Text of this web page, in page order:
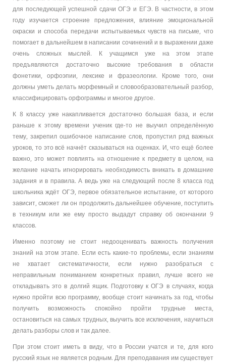
для последующей успешной сдачи ОГЭ и ЕГЭ. В частности, в этом
году изучается строение предложения, влияние эмоциональной
окраски и способа передачи испытываемых чувств на письме, что
помогает в дальнейшем в написании сочинений и в выражении даже
очень сложных мыслей. К учащимся уже на этом этапе
предъявляются достаточно высокие требования в области
фонетики, орфоэпии, лексике и фразеологии. Кроме того, они
должны уметь делать морфемный и словообразовательный разбор,
классифицировать орфограммы и многое другое.
К 8 классу уже накапливается достаточно большая база, и если
раньше к этому времени ученик где-то не выучил определённую
тему, закрепил ошибочное написание слов, пропустил ряд важных
уроков, то это всё начнёт сказываться на оценках. И, что ещё более
важно, это может повлиять на отношение к предмету в целом, на
желание начать игнорировать необходимость вникать в домашние
задания и в правила. А ведь уже на следующий после 8 класса год
школьника ждёт ОГЭ, первое обязательное испытание, от которого
зависит, сможет ли он продолжить дальнейшее обучение, поступить
в техникум или же ему просто выдадут справку об окончании 9
классов.
Именно поэтому не стоит недооценивать важность получения
знаний на этом этапе. Если есть какие-то проблемы, если знаниям
не хватает систематичности, если нужно разобраться с
неправильным пониманием конкретных правил, лучше всего не
откладывать это в долгий ящик. Подготовку к ОГЭ в случаях, когда
нужно пройти всю программу, вообще стоит начинать за год, чтобы
получить возможность спокойно пройти трудные места,
остановиться на самых трудных, выучить все исключения, научиться
делать разборы слов и так далее.
При этом стоит иметь в виду, что в России учатся и те, для кого
русский язык не является родным. Для преподавания им существует